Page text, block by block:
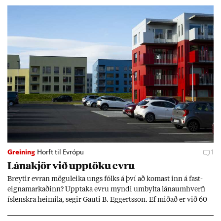
Greining Horft til Evrópu 1
Lána­kjör við upp­töku evru
Breyt­ir evr­an mögu­leika ungs fólks á því að kom­ast inn á fast­
eigna­mark­að­inn? Upp­taka evru myndi um­bylta lánaum­hverfi
ís­lenskra heim­ila, seg­ir Gauti B. Eggerts­son. Ef mið­að er við 60